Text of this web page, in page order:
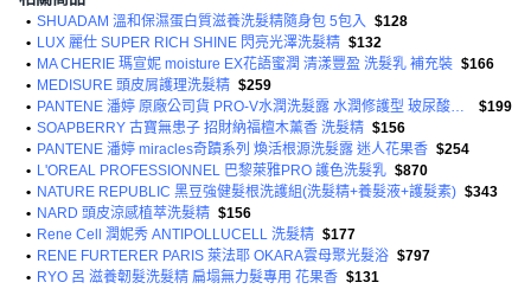
• SHUADAM 溫和保濕蛋白質滋養洗髮精隨身包 5包入 $128
• LUX 麗仕 SUPER RICH SHINE 閃亮光澤洗髮精 $132
• MA CHERIE 瑪宣妮 moisture EX花語蜜潤 清漾豐盈 洗髮乳 補充裝 $166
• MEDISURE 頭皮屑護理洗髮精 $259
•
PANTENE 潘婷 原廠公司貨 PRO-V水潤洗髮露 水潤修護型 玻尿酸精華 蓬鬆水養
$199
• SOAPBERRY 古寶無患子 招財納福檀木薰香 洗髮精 $156
• PANTENE 潘婷 miracles奇蹟系列 煥活根源洗髮露 迷人花果香 $254
• L'OREAL PROFESSIONNEL 巴黎萊雅PRO 護色洗髮乳 $870
• NATURE REPUBLIC 黑豆強健髮根洗護組(洗髮精+養髮液+護髮素) $343
• NARD 頭皮涼感植萃洗髮精 $156
• Rene Cell 潤妮秀 ANTIPOLLUCELL 洗髮精 $177
• RENE FURTERER PARIS 萊法耶 OKARA雲母聚光髮浴 $797
• RYO 呂 滋養韌髮洗髮精 扁塌無力髮專用 花果香 $131